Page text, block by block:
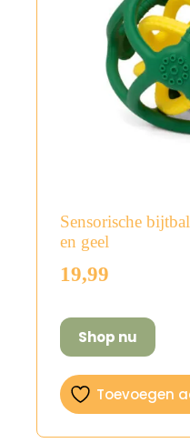
Sensorische
en geel
19,99
Shop nu
Toevoegen